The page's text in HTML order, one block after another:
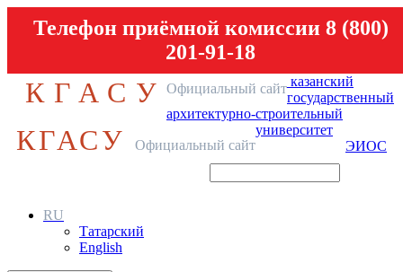
Телефон приёмной комиссии 8 (800)
201-91-18
КГАСУ Официальный сайт казанский
государственный
архитектурно-строительный
университет
КГАСУ Официальный сайт ЭИОС
RU
Татарский
English